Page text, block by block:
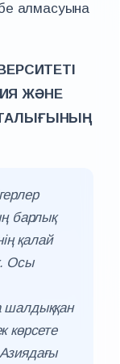
алмасуына
ЖӘНЕ
барлық
қалай
Осы
шалдыққан
көрсете